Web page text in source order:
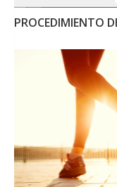
PROCEDIMIENTO